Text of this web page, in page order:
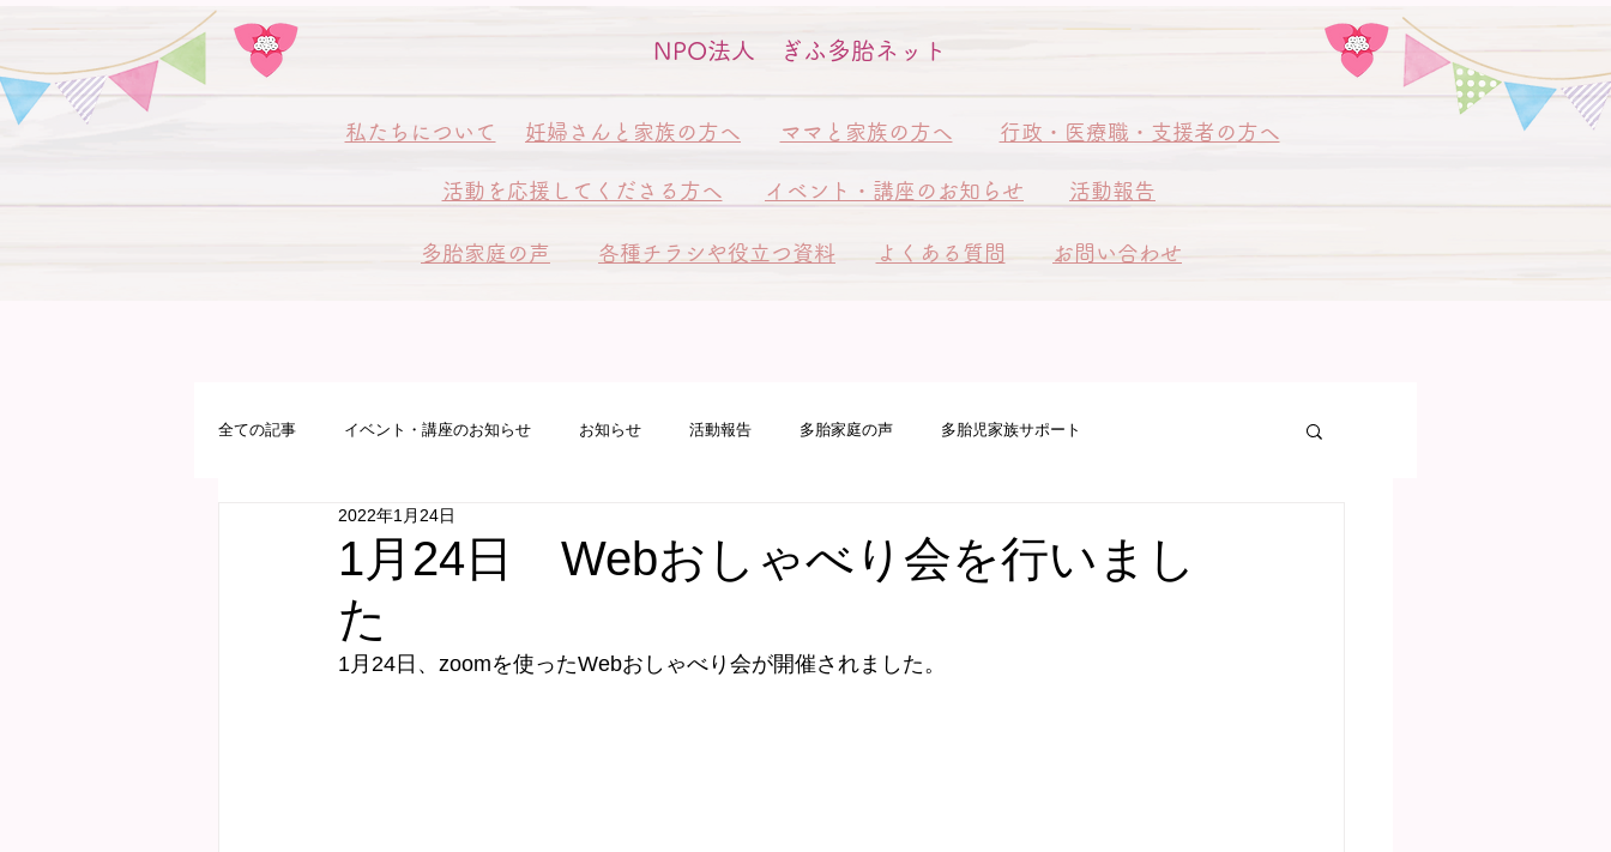
NPO法人 ぎふ多胎ネット
私 たちについて 妊婦さんと家族の方へ ママと家族の方へ 行政・医療職・支援者の方へ
活動を応援してくださる方へ イベント・講座のお知らせ 活動報告
多胎家庭の声 各種チラシや役立つ資料 よくある質問 お問い合わせ
全ての記事 イベント・講座のお知らせ お知らせ 活動報告 多胎家庭の声 多胎児家族サポート
多胎プレママパパ教室
健診サポート
1月24日 Webおしゃべり会を行いまし
た
2022年1月24日
1月24日、zoomを使ったWebおしゃべり会が開催されました。